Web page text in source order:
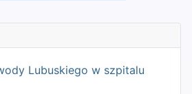
Lubuskiego w szpitalu